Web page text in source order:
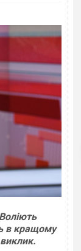
в кращому